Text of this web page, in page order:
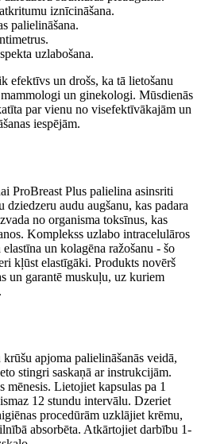
iznīcināšana.
palielināšana.
uzlabošana.
efektīvs un drošs, ka tā lietošanu
un ginekologi. Mūsdienās
par vienu no visefektīvākajām un
iespējām.
ProBreast Plus palielina asinsriti
dziedzeru audu augšanu, kas padara
no organisma toksīnus, kas
Komplekss uzlabo intracelulāros
un kolagēna ražošanu - šo
kļūst elastīgāki. Produkts novērš
un garantē muskuļu, uz kuriem
apjoma palielināšanās veidā,
stingri saskaņā ar instrukcijām.
mēnesis. Lietojiet kapsulas pa 1
12 stundu intervālu. Dzeriet
procedūrām uzklājiet krēmu,
absorbēta. Atkārtojiet darbību 1-